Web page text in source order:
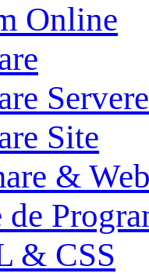
Online
Servere
Site
&
& CSS